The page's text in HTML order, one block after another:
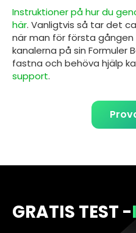
Instruktioner på hur du
här. Vanligtvis så tar det
när man för första
kanalerna på sin Formuler
fastna och behöva hjälp
support.
GRATIS TEST -